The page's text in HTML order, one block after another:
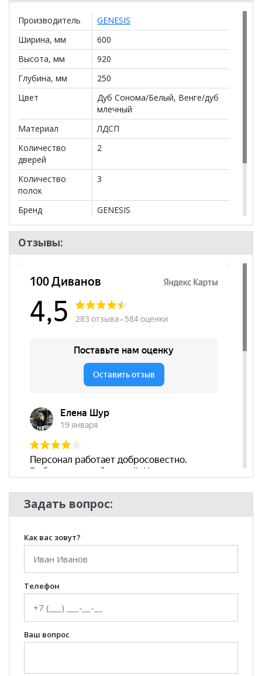
Производитель
GENESIS
Ширина, мм
600
Высота, мм
920
Глубина, мм
250
Цвет
Дуб Сонома/Белый, Венге/дуб
млечный
Материал
ЛДСП
Количество
дверей
2
Количество
полок
3
Бренд
GENESIS
Стиль
Современный
Комната
Отзывы:
Задать вопрос:
Как вас зовут?
Телефон
Ваш вопрос